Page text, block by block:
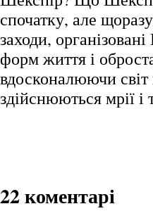
спочатку, але
заходи,
форм життя і
вдосконалюючи
здійснюються мрії і
22 коментарі